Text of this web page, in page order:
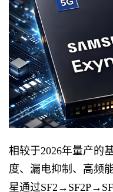
相较于2026年量产的
度、漏电抑制、高频
星通过